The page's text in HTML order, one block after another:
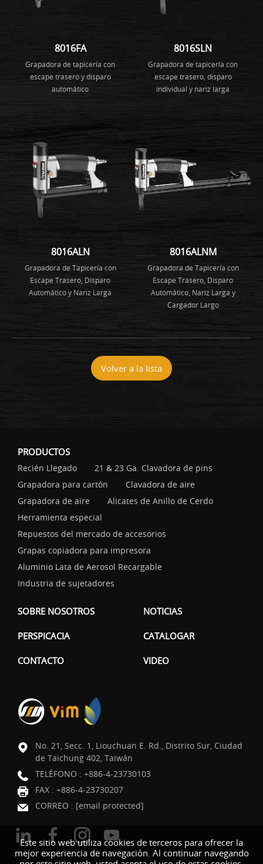
8016FA
Grapadora de tapicería con
escape trasero y disparo
automático
8016SLN
Grapadora de tapicería con
escape trasero, disparo
individual y nariz larga
8016ALN
Grapadora de Tapicería con
Escape Trasero, Disparo
Automático y Nariz Larga
8016ALNM
Grapadora de Tapicería con
Escape Trasero, Disparo
Automático, Nariz Larga y
Cargador Largo
Volver a la lista
Este sitio web utiliza cookies de terceros para ofrecer la
mejor experiencia de navegación. Al continuar navegando
PRODUCTOS
Recién Llegado
21 & 23 Ga. Clavadora de pins
Grapadora para cartón
Clavadora de aire
Grapadora de aire
Alicates de Anillo de Cerdo
Herramienta especial
Repuestos del mercado de accesorios
Grapas copiadora para impresora
Aluminio Lata de Aerosol Recargable
Industria de sujetadores
SOBRE NOSOTROS NOTICIAS
PERSPICACIA CATALOGAR
CONTACTO VIDEO
No. 21, Secc. 1, Liouchuan E. Rd., Distrito Sur, Ciudad
de Taichung 402, Taiwán
TELÉFONO : +886-4-23730103
FAX : +886-4-23730207
CORREO : [email protected]